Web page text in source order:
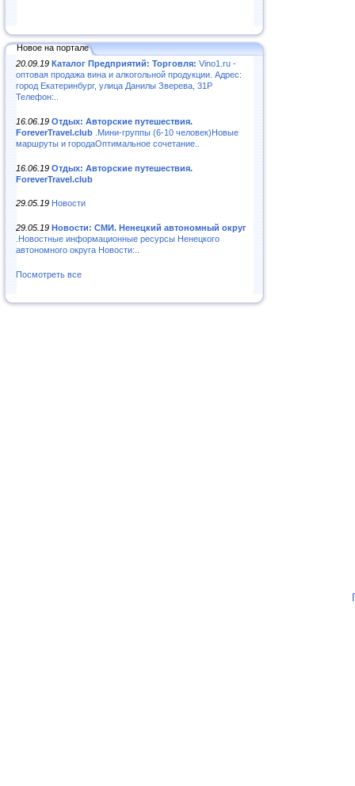
Новое на портале
20.09.19 Каталог Предприятий: Торговля: Vino1.ru -
оптовая продажа вина и алкогольной продукции. Адрес:
город Екатеринбург, улица Данилы Зверева, 31Р
Телефон:..
16.06.19 Отдых: Авторские путешествия.
ForeverTravel.club .Мини-группы (6-10 человек)Новые
маршруты и городаОптимальное сочетание..
16.06.19 Отдых: Авторские путешествия.
ForeverTravel.club
29.05.19 Новости
29.05.19 Новости: СМИ. Ненецкий автономный округ
.Новостные информационные ресурсы Ненецкого
автономного округа Новости:..
Посмотреть все